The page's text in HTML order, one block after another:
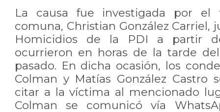
La causa fue investigada por el
comuna, Christian González Carriel,
Homicidios de la PDI a partir
ocurrieron en horas de la tarde
pasado. En dicha ocasión, los
Colman y Matías González Castro
citar a la víctima al mencionado
Colman se comunicó vía